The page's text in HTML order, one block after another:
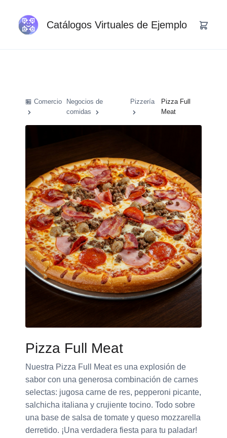
Catálogos Virtuales de Ejemplo
🏪 Comercio
Negocios de
comidas
Pizzería
Pizza Full
Meat
Pizza Full Meat
Nuestra Pizza Full Meat es una explosión de
sabor con una generosa combinación de carnes
selectas: jugosa carne de res, pepperoni picante,
salchicha italiana y crujiente tocino. Todo sobre
una base de salsa de tomate y queso mozzarella
derretido. ¡Una verdadera fiesta para tu paladar!